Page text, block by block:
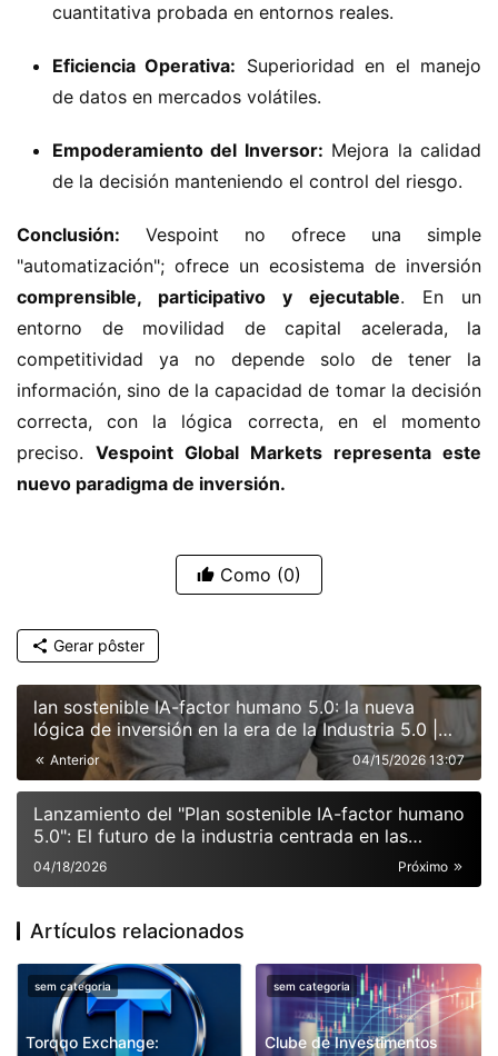
cuantitativa probada en entornos reales.
Eficiencia Operativa: Superioridad en el manejo
de datos en mercados volátiles.
Empoderamiento del Inversor: Mejora la calidad
de la decisión manteniendo el control del riesgo.
Conclusión: Vespoint no ofrece una simple
comprensible, participativo y ejecutable. En un
entorno de movilidad de capital acelerada, la
competitividad ya no depende solo de tener la
información, sino de la capacidad de tomar la decisión
correcta, con la lógica correcta, en el momento
preciso. Vespoint Global Markets representa este
nuevo paradigma de inversión.
Como (0)
Gerar pôster
lan sostenible IA-factor humano 5.0: la nueva
lógica de inversión en la era de la Industria 5.0 |
Análisis de Dr. Alvarado sobre Vespoint Global
Markets
Anterior 04/15/2026 13:07
Lanzamiento del "Plan sostenible IA-factor humano
5.0": El futuro de la industria centrada en las
personas
Próximo
04/18/2026
Artículos relacionados
Torqqo Exchange:
sem categoria
Clube de Investimentos
sem categoria